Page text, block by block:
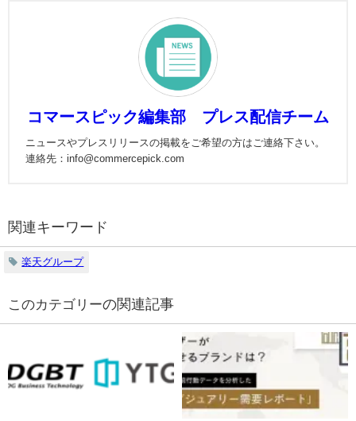
コマースピック編集部 プレス配信チーム
ニュースやプレスリリースの掲載をご希望の方はご連絡下さい。
連絡先：info@commercepick.com
関連キーワード
楽天グループ
の関連記事